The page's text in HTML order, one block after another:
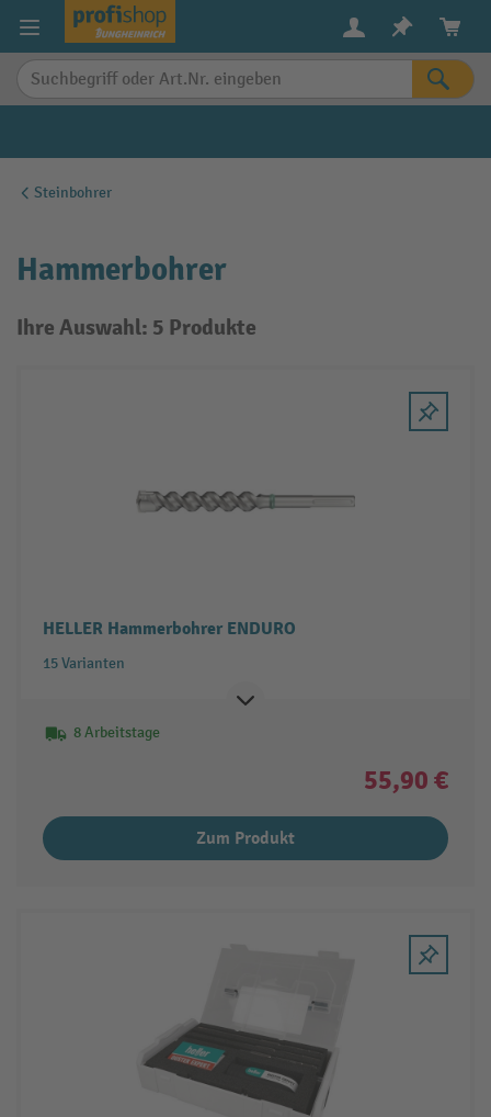
springen
Steinbohrer
Hammerbohrer
Ihre Auswahl: 5 Produkte
HELLER Hammerbohrer ENDURO
15 Varianten
8 Arbeitstage
55,90 €
Zum Produkt